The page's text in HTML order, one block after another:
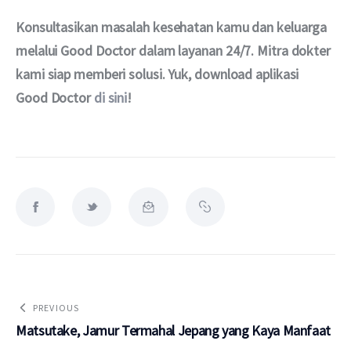
Konsultasikan masalah kesehatan kamu dan keluarga
melalui Good Doctor dalam layanan 24/7. Mitra dokter
kami siap memberi solusi. Yuk, download aplikasi
Good Doctor di sini!
PREVIOUS
Matsutake, Jamur Termahal Jepang yang Kaya Manfaat